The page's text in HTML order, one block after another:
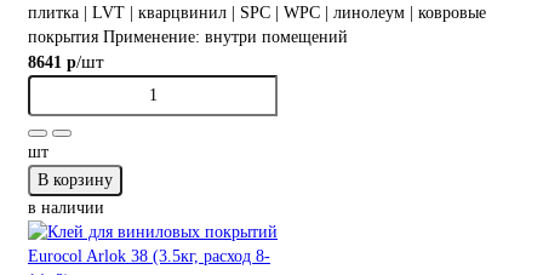
плитка | LVT | кварцвинил | SPC | WPC | линолеум | ковровые
покрытия Применение: внутри помещений
8641 р/шт
шт
В корзину
в наличии